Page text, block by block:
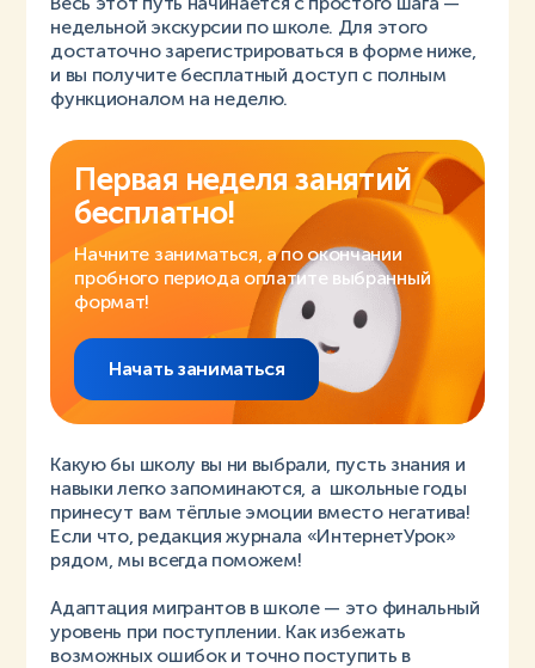
недельной экскурсии по школе. Для этого
достаточно зарегистрироваться в форме ниже,
и вы получите бесплатный доступ с полным
функционалом на неделю.
Первая неделя занятий
бесплатно!
Начните заниматься, а по окончании
пробного периода оплатите выбранный
формат!
Начать заниматься
Какую бы школу вы ни выбрали, пусть знания и
навыки легко запоминаются, а школьные годы
принесут вам тёплые эмоции вместо негатива!
Если что, редакция журнала «ИнтернетУрок»
рядом, мы всегда поможем!
Адаптация мигрантов в школе — это финальный
уровень при поступлении. Как избежать
возможных ошибок и точно поступить в